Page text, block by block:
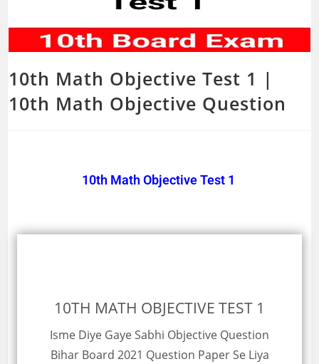
10th Math Objective Test 1 |
10th Math Objective Question
10th Math Objective Test 1
10TH MATH OBJECTIVE TEST 1
Isme Diye Gaye Sabhi Objective Question
Bihar Board 2021 Question Paper Se Liya